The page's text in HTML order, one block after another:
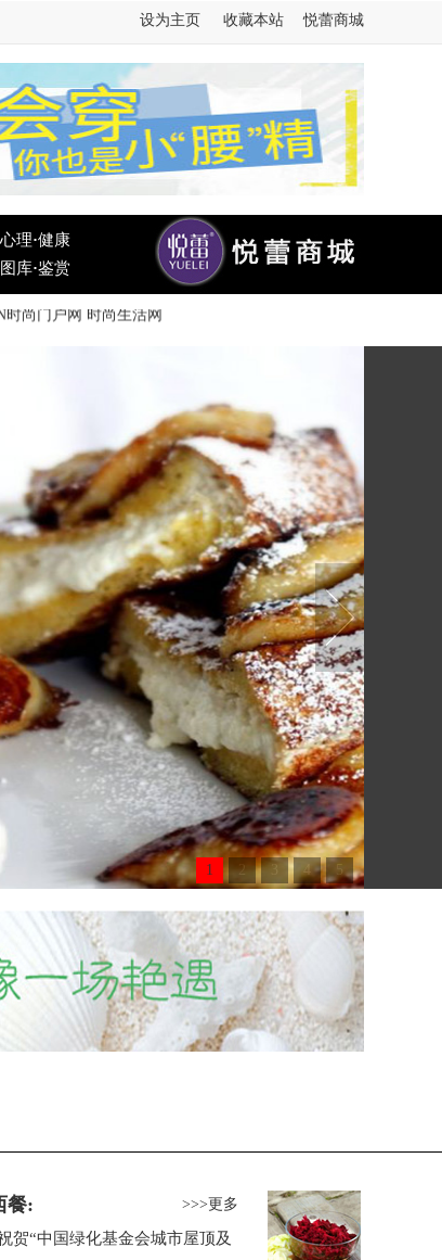
设为主页 收藏本站 悦蕾商城
心理·健康
图库·鉴赏
1 2 3 4 5
餐: >>>更多
贺“中国绿化基金会城市屋顶及